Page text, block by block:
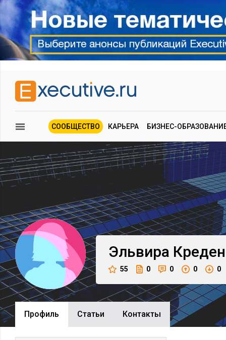
СООБЩЕСТВО КАРЬЕРА БИЗНЕС-
Эльвира
55 0 0 0 0
Профиль Cтатьи Контакты